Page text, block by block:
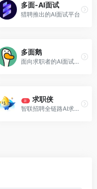
多面-AI面试
猎聘推出的AI面试平台
多面鹅
面向求职者的AI面试平台
新 求职侠
智联招聘全链路AI求职托管工具，面向无暇海投的求职者，支持7×24小时AI代投简历、AI代聊。